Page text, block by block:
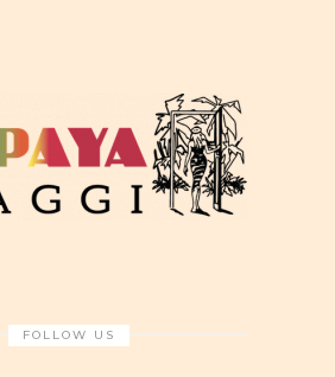
FOLLOW US